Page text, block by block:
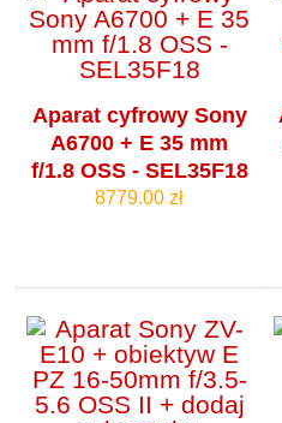
Aparat cyfrowy Sony
A6700 + E 35 mm
f/1.8 OSS - SEL35F18
8779.00 zł